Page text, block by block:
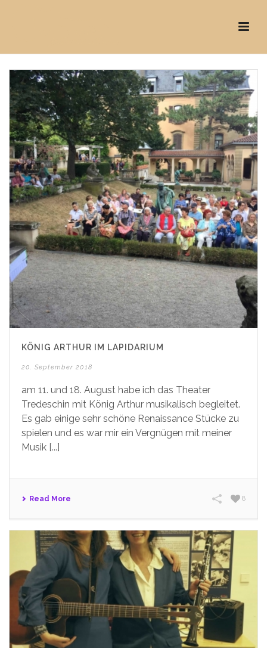
KÖNIG ARTHUR IM LAPIDARIUM
20. September 2018
am 11. und 18. August habe ich das Theater
Tredeschin mit König Arthur musikalisch begleitet.
Es gab einige sehr schöne Renaissance Stücke zu
spielen und es war mir ein Vergnügen mit meiner
Musik [...]
Read More 8